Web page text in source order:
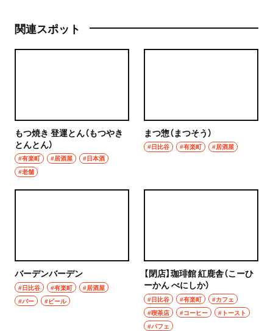
関連スポット
もつ焼き 登運とん（もつやき
とんとん）
#有楽町 #居酒屋
#日本酒
#老舗
まつ惣（まつそう）
#日比谷 #有楽町 #居酒屋
バーデンバーデン
#日比谷 #有楽町
#居酒屋
#バー
#ビール
【閉店】珈琲館 紅鹿舎（こーひ
ーかん べにしか）
#日比谷 #有楽町
#カフェ
#喫茶店
#コーヒー
#トースト
#パフェ